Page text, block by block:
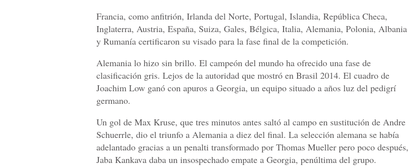
Francia, como anfitrión, Irlanda del Norte, Portugal, Islandia, República Checa,
Inglaterra, Austria, España, Suiza, Gales, Bélgica, Italia, Alemania, Polonia, Albania
y Rumanía certificaron su visado para la fase final de la competición.
Alemania lo hizo sin brillo. El campeón del mundo ha ofrecido una fase de
clasificación gris. Lejos de la autoridad que mostró en Brasil 2014. El cuadro de
Joachim Low ganó con apuros a Georgia, un equipo situado a años luz del pedigrí
germano.
Un gol de Max Kruse, que tres minutos antes saltó al campo en sustitución de Andre
Schuerrle, dio el triunfo a Alemania a diez del final. La selección alemana se había
adelantado gracias a un penalti transformado por Thomas Mueller pero poco después,
Jaba Kankava daba un insospechado empate a Georgia, penúltima del grupo.